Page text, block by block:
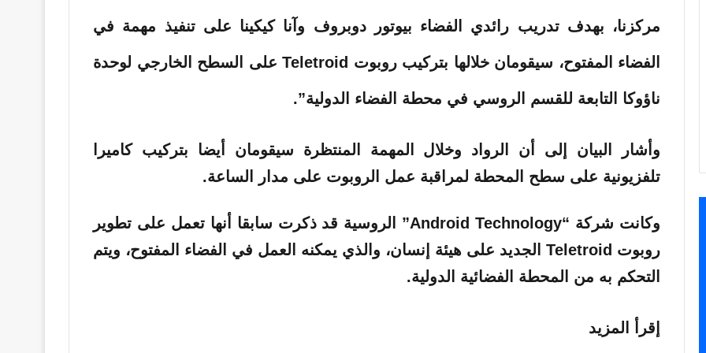
مركزنا، بهدف تدريب رائدي الفضاء بيوتور دوبروف وآنا كيكينا على تنفيذ مهمة في
الفضاء المفتوح، سيقومان خلالها بتركيب روبوت Teletroid على السطح الخارجي لوحدة
ناؤوكا التابعة للقسم الروسي في محطة الفضاء الدولية”.
وأشار البيان إلى أن الرواد وخلال المهمة المنتظرة سيقومان أيضا بتركيب كاميرا
تلفزيونية على سطح المحطة لمراقبة عمل الروبوت على مدار الساعة.
وكانت شركة “Android Technology” الروسية قد ذكرت سابقا أنها تعمل على تطوير
روبوت Teletroid الجديد على هيئة إنسان، والذي يمكنه العمل في الفضاء المفتوح، ويتم
التحكم به من المحطة الفضائية الدولية.
إقرأ المزيد